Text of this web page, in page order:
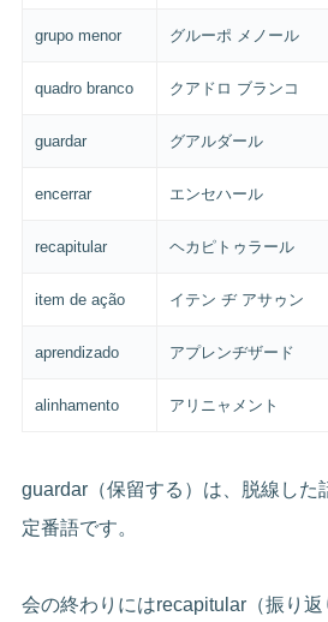
grupo menor グルーポ メノール
quadro branco クアドロ ブランコ
guardar グアルダール
encerrar エンセハール
recapitular ヘカピトゥラール
item de ação イテン ヂ アサゥン
aprendizado アプレンヂザード
alinhamento アリニャメント
guardar（保留する）は、脱線した
定番語です。
会の終わりにはrecapitular（振り返